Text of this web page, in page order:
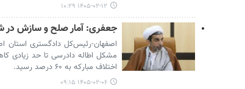
۱۴۰۵-۰۲-۱۲ ۱۰:۲۹
جعفری: آمار صلح و سازش در شورای
اصفهان-رئیس‌کل دادگستری استان
مشکل اطاله دادرسی تا حد زیادی
اختلاف مبارکه به ۶۰ درصد رسید.
۱۴۰۵-۰۲-۰۶ ۰۹:۱۵